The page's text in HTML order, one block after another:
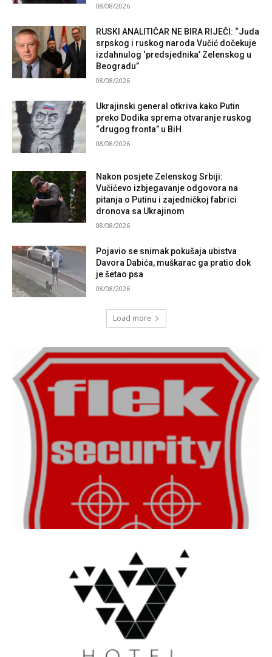
08/08/2026
RUSKI ANALITIČAR NE BIRA RIJEČI: “Juda
srpskog i ruskog naroda Vučić dočekuje
izdahnulog ‘predsjednika’ Zelenskog u
Beogradu”
08/08/2026
Ukrajinski general otkriva kako Putin
preko Dodika sprema otvaranje ruskog
“drugog fronta” u BiH
08/08/2026
Nakon posjete Zelenskog Srbiji:
Vučićevo izbjegavanje odgovora na
pitanja o Putinu i zajedničkoj fabrici
dronova sa Ukrajinom
08/08/2026
Pojavio se snimak pokušaja ubistva
Davora Dabića, muškarac ga pratio dok
je šetao psa
08/08/2026
Load more